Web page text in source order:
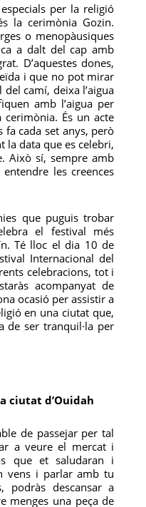
per la religió
la cerimònia Gozin.
o menopàusiques
a dalt del cap amb
D’aquestes dones,
i que no pot mirar
camí, deixa l’aigua
amb l’aigua per
És un acte
fa cada set anys, però
la data que es celebri,
Això sí, sempre amb
les creences
que puguis trobar
el festival més
Té lloc el dia 10 de
Internacional del
celebracions, tot i
acompanyat de
ocasió per assistir a
en una ciutat que,
de ser tranquil·la per
ciutat d’Ouidah
de passejar per tal
a veure el mercat i
que et saludaran i
vens i parlar amb tu
podràs descansar a
menges una peça de